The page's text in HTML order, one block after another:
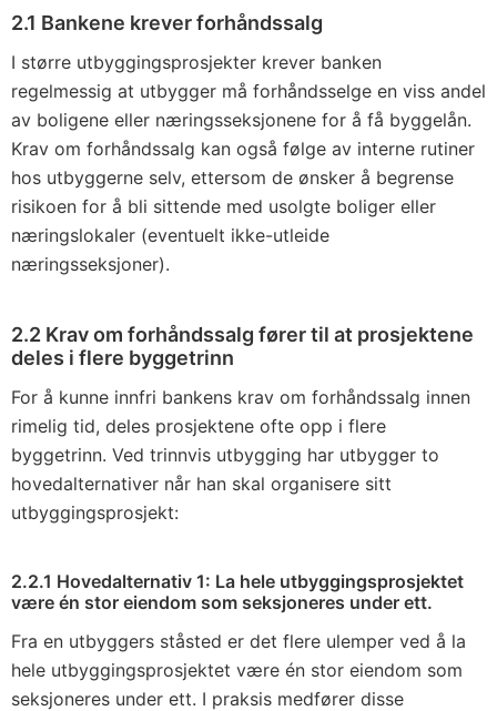
2.1 Bankene krever forhåndssalg
I større utbyggingsprosjekter krever banken
regelmessig at utbygger må forhåndsselge en viss andel
av boligene eller næringsseksjonene for å få byggelån.
Krav om forhåndssalg kan også følge av interne rutiner
hos utbyggerne selv, ettersom de ønsker å begrense
risikoen for å bli sittende med usolgte boliger eller
næringslokaler (eventuelt ikke-utleide
næringsseksjoner).
2.2 Krav om forhåndssalg fører til at prosjektene
deles i flere byggetrinn
For å kunne innfri bankens krav om forhåndssalg innen
rimelig tid, deles prosjektene ofte opp i flere
byggetrinn. Ved trinnvis utbygging har utbygger to
hovedalternativer når han skal organisere sitt
utbyggingsprosjekt:
2.2.1 Hovedalternativ 1: La hele utbyggingsprosjektet
være én stor eiendom som seksjoneres under ett.
Fra en utbyggers ståsted er det flere ulemper ved å la
hele utbyggingsprosjektet være én stor eiendom som
seksjoneres under ett. I praksis medfører disse